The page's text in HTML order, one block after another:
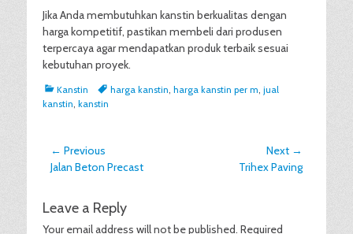
Jika Anda membutuhkan kanstin berkualitas dengan
harga kompetitif, pastikan membeli dari produsen
terpercaya agar mendapatkan produk terbaik sesuai
kebutuhan proyek.
Categories
Kanstin Tagsharga kanstin, harga kanstin per m, jual
kanstin, kanstin
Post
navigation
← Previous
Previous
Jalan Beton Precast
Next →
Trihex Paving
Leave a Reply
Your email address will not be published. Required